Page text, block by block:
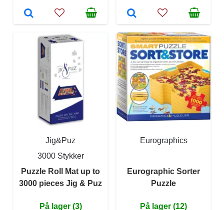
Jig&Puz
3000 Stykker
Puzzle Roll Mat up to
3000 pieces Jig & Puz
På lager (3)
Eurographics
Eurographic Sorter
Puzzle
På lager (12)